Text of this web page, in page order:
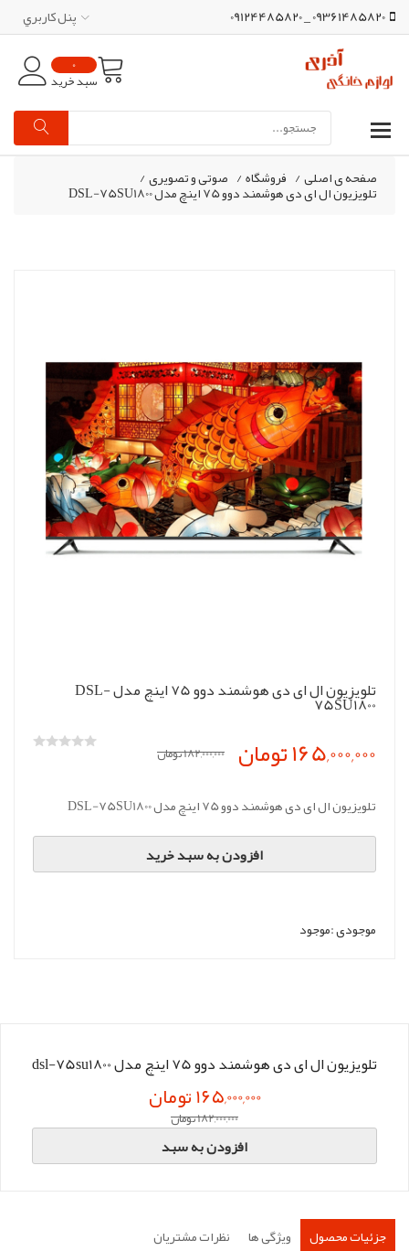
09361485820 _ 09124485820 پنل کاربري
0
سبد خرید
صفحه ی اصلی/ فروشگاه/ صوتی و تصویری/
تلویزیون ال ای دی هوشمند دوو 75 اینچ مدل DSL-75SU1800
تلویزیون ال ای دی هوشمند دوو 75 اینچ مدل DSL- 75SU1800
165,000,000 تومان 182,000,000 تومان
تلویزیون ال ای دی هوشمند دوو 75 اینچ مدل DSL-75SU1800
افزودن به سبد خرید
موجودی :موجود
تلویزیون ال ای دی هوشمند دوو 75 اینچ مدل dsl-75su1800
165,000,000 تومان
182,000,000 تومان
افزودن به سبد
جزئیات محصول ویژگی ها نظرات مشتریان